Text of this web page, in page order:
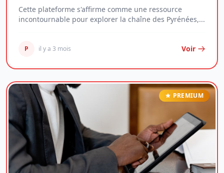
Cette plateforme s'affirme comme une ressource
incontournable pour explorer la chaîne des Pyrénées,...
P il y a 3 mois Voir
PREMIUM